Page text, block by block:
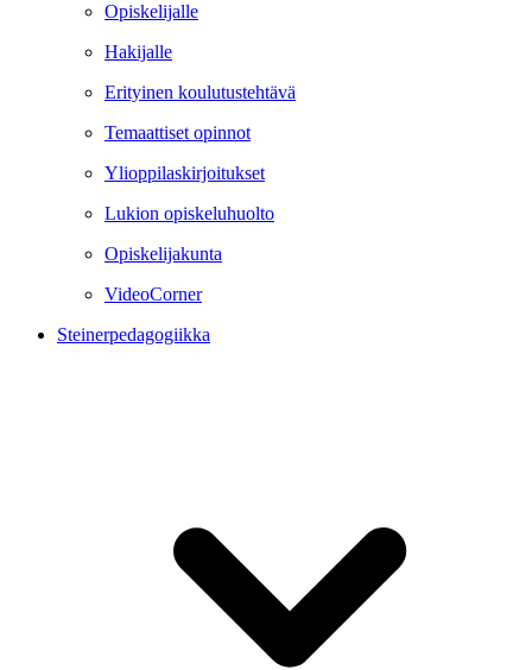
Opiskelijalle
Hakijalle
Erityinen koulutustehtävä
Temaattiset opinnot
Ylioppilaskirjoitukset
Lukion opiskeluhuolto
Opiskelijakunta
VideoCorner
Steinerpedagogiikka